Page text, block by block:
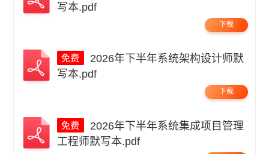
写本.pdf
下载
写本.pdf
下载
工程师默写本.pdf